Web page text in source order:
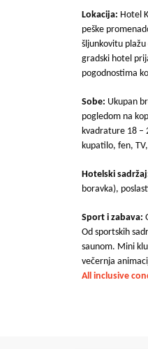
Lokacija: Hotel
peške
šljunkovitu
gradski hotel
pogodnostima
Sobe: Ukupan
pogledom na
kvadrature 18 –
kupatilo, fen,
Hotelski
boravka),
Sport i zabava:
Od sportskih
saunom. Mini
večernja
All inclusive